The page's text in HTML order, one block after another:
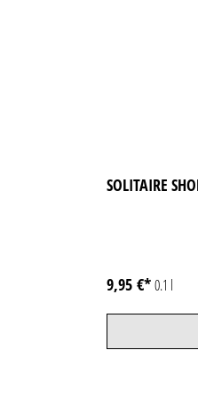
SOLITAIRE
9,95 €*0.1 l